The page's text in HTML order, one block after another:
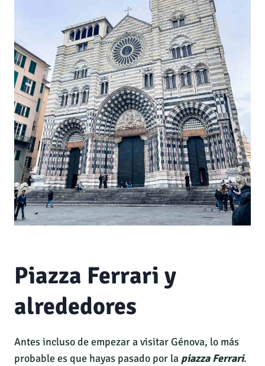
Piazza Ferrari y
alrededores
Antes incluso de empezar a visitar Génova, lo más
probable es que hayas pasado por la piazza Ferrari.